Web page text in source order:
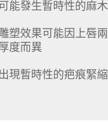
能發生暫時性的麻
塑效果可能因上唇
度而異
現暫時性的疤痕緊縮